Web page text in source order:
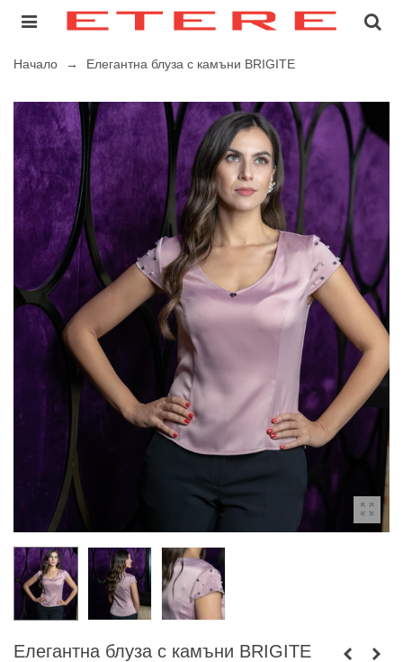
Начало → Елегантна блуза с камъни BRIGITE
Елегантна блуза с камъни BRIGITE